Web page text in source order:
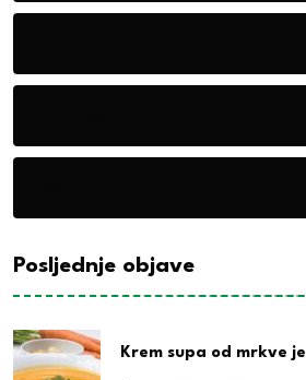
Posljednje objave
Krem supa od mrkve je